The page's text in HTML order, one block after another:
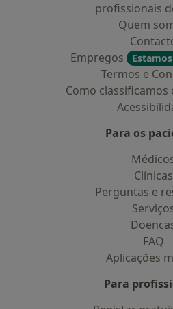
profissionais
Quem
Empregos
Termos e
Como
Para os
Clínicas
Perguntas e
FAQ
Aplicações
Para